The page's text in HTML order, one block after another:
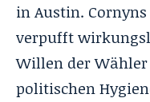
in Austin.
verpufft
Willen der
politischen